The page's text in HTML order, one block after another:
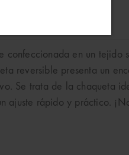
en un tejido
reversible presenta un
Se trata de la chaqueta
ajuste rápido y práctico.